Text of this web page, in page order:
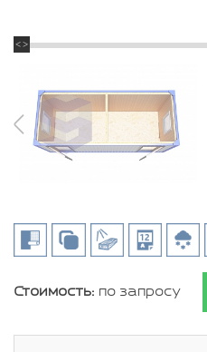
Стоимость: по запросу